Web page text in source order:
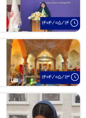
1404/05/14
1404/05/13